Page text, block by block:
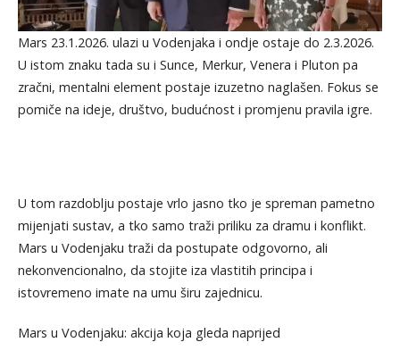
Mars 23.1.2026. ulazi u Vodenjaka i ondje ostaje do 2.3.2026.
U istom znaku tada su i Sunce, Merkur, Venera i Pluton pa
zračni, mentalni element postaje izuzetno naglašen. Fokus se
pomiče na ideje, društvo, budućnost i promjenu pravila igre.
U tom razdoblju postaje vrlo jasno tko je spreman pametno
mijenjati sustav, a tko samo traži priliku za dramu i konflikt.
Mars u Vodenjaku traži da postupate odgovorno, ali
nekonvencionalno, da stojite iza vlastitih principa i
istovremeno imate na umu širu zajednicu.
Mars u Vodenjaku: akcija koja gleda naprijed